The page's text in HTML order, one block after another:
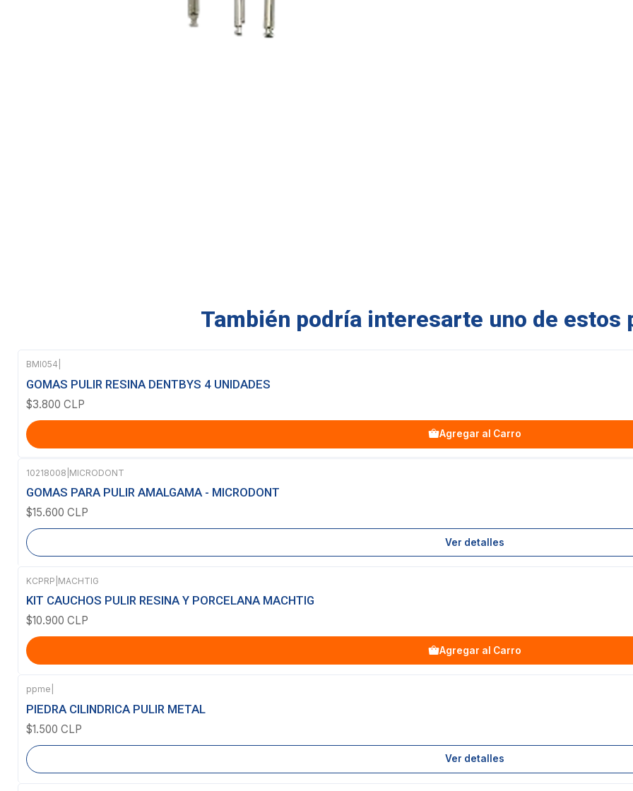
También podría interesarte uno de estos
BMI054
GOMAS PULIR RESINA DENTBYS 4 UNIDADES
$3.800 CLP
Agregar al Carro
Agotado
10218008 MICRODONT
GOMAS PARA PULIR AMALGAMA - MICRODONT
$15.600 CLP
Ver detalles
KCPRP MACHTIG
KIT CAUCHOS PULIR RESINA Y PORCELANA MACHTIG
$10.900 CLP
Agregar al Carro
Agotado
ppme
PIEDRA CILINDRICA PULIR METAL
$1.500 CLP
Ver detalles